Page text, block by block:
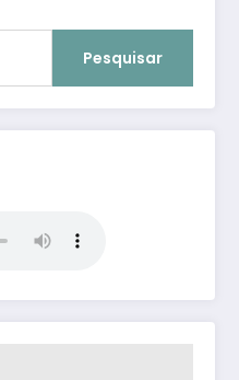
Pesquisar